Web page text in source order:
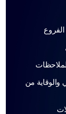
​​والوقاية من